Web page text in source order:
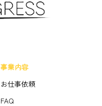
事業内容
お仕事依頼
FAQ